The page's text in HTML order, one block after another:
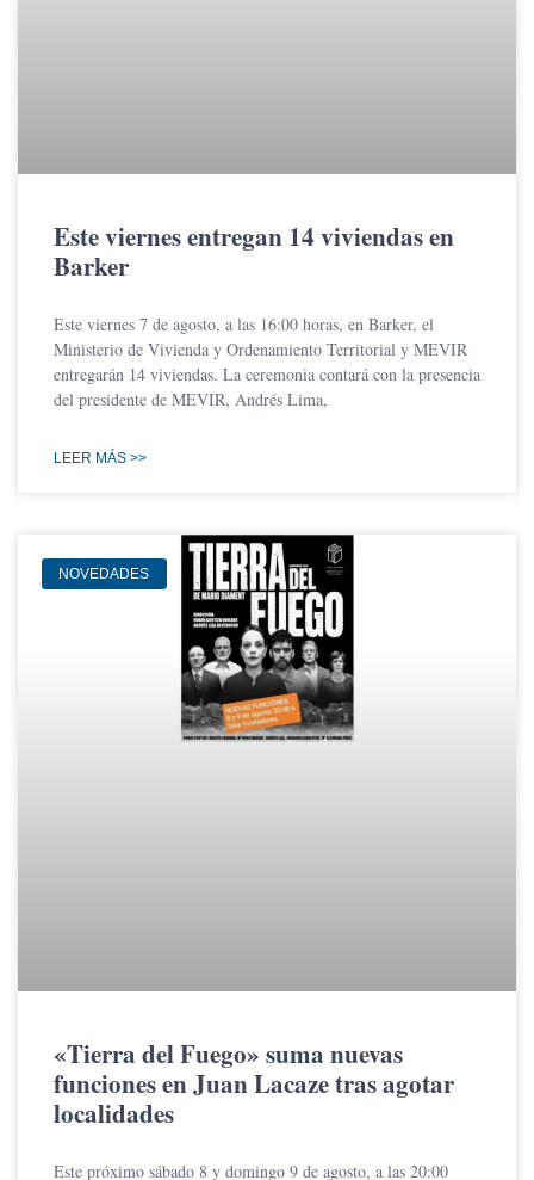
Este viernes entregan 14 viviendas en
Barker
Este viernes 7 de agosto, a las 16:00 horas, en Barker, el
Ministerio de Vivienda y Ordenamiento Territorial y MEVIR
entregarán 14 viviendas. La ceremonia contará con la presencia
del presidente de MEVIR, Andrés Lima,
LEER MÁS >>
NOVEDADES
«Tierra del Fuego» suma nuevas
funciones en Juan Lacaze tras agotar
localidades
Este próximo sábado 8 y domingo 9 de agosto, a las 20:00